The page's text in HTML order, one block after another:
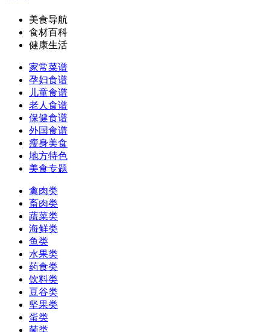
美食导航
食材百科
健康生活
家常菜谱
孕妇食谱
儿童食谱
老人食谱
保健食谱
外国食谱
瘦身美食
地方特色
美食专题
禽肉类
畜肉类
蔬菜类
海鲜类
鱼类
水果类
药食类
饮料类
豆谷类
坚果类
蛋类